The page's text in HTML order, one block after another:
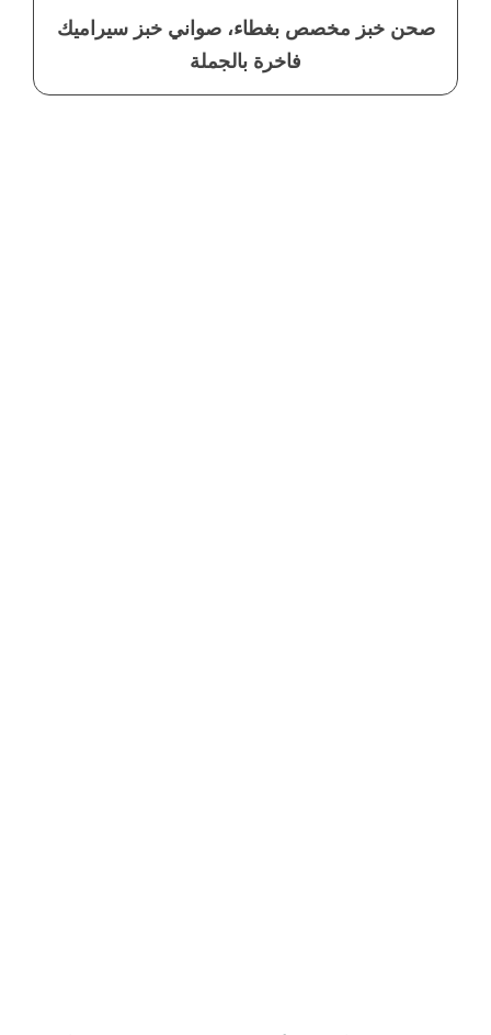
صحن خبز مخصص بغطاء، صواني خبز سيراميك
فاخرة بالجملة